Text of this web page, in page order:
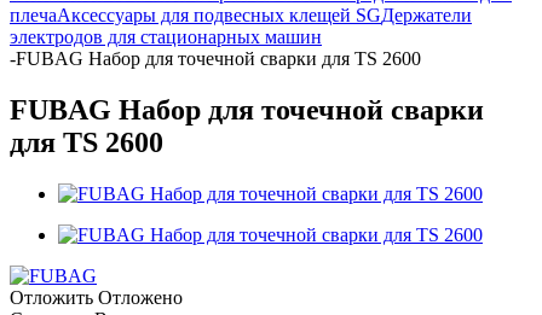
плечаАксессуары для подвесных клещей SGДержатели
электродов для стационарных машин
-FUBAG Набор для точечной сварки для TS 2600
FUBAG Набор для точечной сварки
для TS 2600
Отложить Отложено